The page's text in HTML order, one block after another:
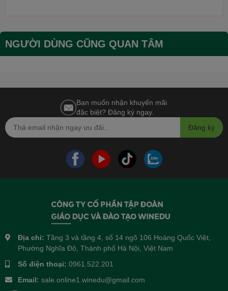
NGƯỜI DÙNG CŨNG QUAN TÂM
Bạn muốn nhận khuyến mãi
đặc biệt? Đăng ký ngay.
Đăng ký
Địa chỉ: Tầng 3 và tầng 4, số 14 ngõ 106 Hoàng Quốc Việt,
Phường Nghĩa Đô, Thành phố Hà Nội, Việt Nam
Số điện thoại: 0961.522.201
Email: sale.online1.winedu@gmail.com